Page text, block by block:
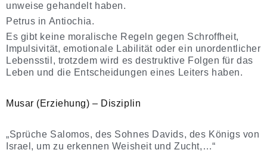
unweise gehandelt haben.
Petrus in Antiochia.
Es gibt keine moralische Regeln gegen Schroffheit,
Impulsivität, emotionale Labilität oder ein unordentlicher
Lebensstil, trotzdem wird es destruktive Folgen für das
Leben und die Entscheidungen eines Leiters haben.
Musar (Erziehung) – Disziplin
„Sprüche Salomos, des Sohnes Davids, des Königs von
Israel, um zu erkennen Weisheit und Zucht,…“